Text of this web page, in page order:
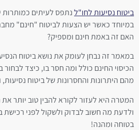
ביטוח נסיעות לחו"לנתפס לעיתים
במיוחד כאשר יש הצעות לביטוח "חינם"
האם זה באמת חינם ומספיק?
במאמר זה נבחן לעומק את נושא ביטוח
הכיסוי החינם כולל ומה חסר בו, כיצד לבחור
מהם היתרונות והחסרונות של ביטוח נסיעות,
המטרה היא לעזור לקורא להבין טוב יותר את
ולדעת מה חשוב לבדוק ולשקול לפני רכישת
בטוחה ומהנה!